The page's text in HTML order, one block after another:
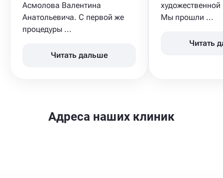
Асмолова Валентина
Анатольевича. С первой же
процедуры ...
Читать дальше
Мы прошли ...
Читать
Адреса наших клиник